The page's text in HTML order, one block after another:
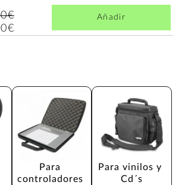
Añadir
Para
controladores
Para vinilos y
Cd´s